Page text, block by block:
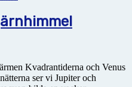
Kvadrantiderna och Venus
ser vi Jupiter och